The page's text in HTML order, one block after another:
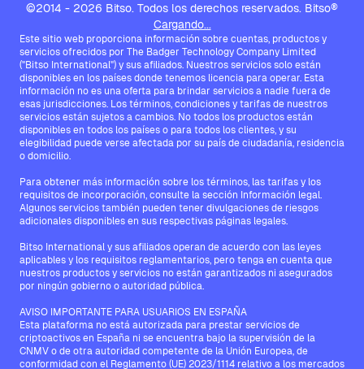
©2014 - 2026 Bitso. Todos los derechos reservados. Bitso®
Cargando...
Este sitio web proporciona información sobre cuentas, productos y
servicios ofrecidos por The Badger Technology Company Limited
("Bitso International") y sus afiliados. Nuestros servicios solo están
disponibles en los países donde tenemos licencia para operar. Esta
información no es una oferta para brindar servicios a nadie fuera de
esas jurisdicciones. Los términos, condiciones y tarifas de nuestros
servicios están sujetos a cambios. No todos los productos están
disponibles en todos los países o para todos los clientes, y su
elegibilidad puede verse afectada por su país de ciudadanía, residencia
o domicilio.
Para obtener más información sobre los términos, las tarifas y los
requisitos de incorporación, consulte la sección Información legal.
Algunos servicios también pueden tener divulgaciones de riesgos
adicionales disponibles en sus respectivas páginas legales.
Bitso International y sus afiliados operan de acuerdo con las leyes
aplicables y los requisitos reglamentarios, pero tenga en cuenta que
nuestros productos y servicios no están garantizados ni asegurados
por ningún gobierno o autoridad pública.
AVISO IMPORTANTE PARA USUARIOS EN ESPAÑA
Esta plataforma no está autorizada para prestar servicios de
criptoactivos en España ni se encuentra bajo la supervisión de la
CNMV o de otra autoridad competente de la Unión Europea, de
conformidad con el Reglamento (UE) 2023/1114 relativo a los mercados